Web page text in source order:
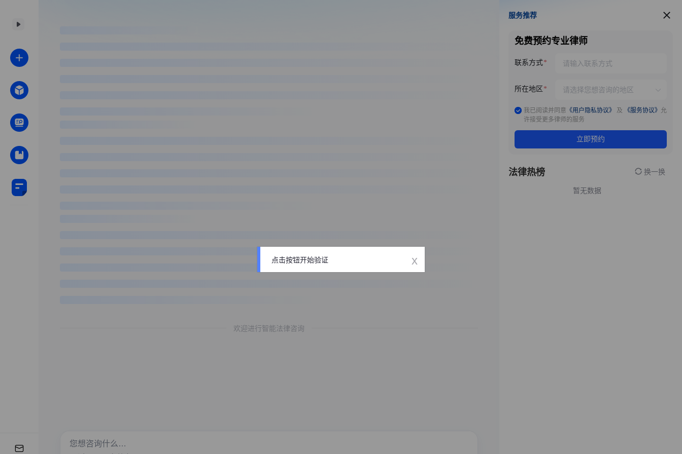
欢迎进行智能法律咨询
服务推荐
服务推荐
免费预约专业律师
联系方式
所在地区
我已阅读并同意 《用户隐私协议》 及 《服务协议》 允
许接受更多律师的服务
立即预约
法律热榜 换一换
暂无数据
点击按钮开始验证 x